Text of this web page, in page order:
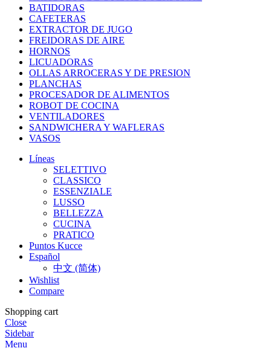
BATIDORAS
CAFETERAS
EXTRACTOR DE JUGO
FREIDORAS DE AIRE
HORNOS
LICUADORAS
OLLAS ARROCERAS Y DE PRESION
PLANCHAS
PROCESADOR DE ALIMENTOS
ROBOT DE COCINA
VENTILADORES
SANDWICHERA Y WAFLERAS
VASOS
Líneas
SELETTIVO
CLASSICO
ESSENZIALE
LUSSO
BELLEZZA
CUCINA
PRATICO
Puntos Kucce
Español
中文 (简体)
Wishlist
Compare
Shopping cart
Close
Sidebar
Menu